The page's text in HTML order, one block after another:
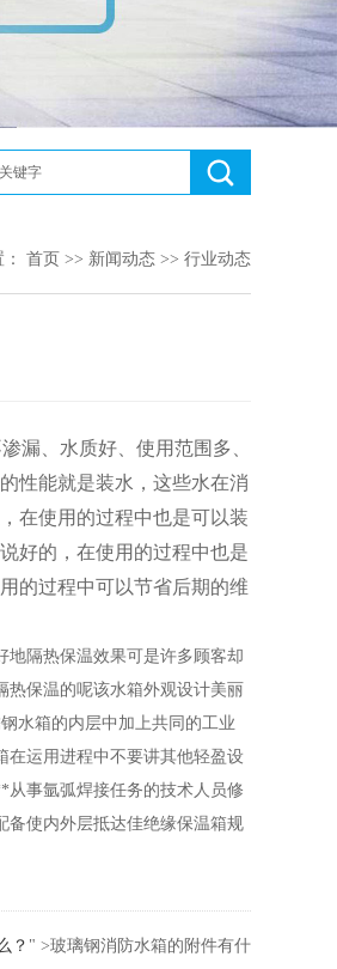
首页 >> 新闻动态 >> 行业动态
漏、水质好、使用范围多、
性能就是装水，这些水在消
在使用的过程中也是可以装
好的，在使用的过程中也是
的过程中可以节省后期的维
地隔热保温效果可是许多顾客却
热保温的呢该水箱外观设计美丽
水箱的内层中加上共同的工业
在运用进程中不要讲其他轻盈设
事氩弧焊接任务的技术人员修
备使内外层抵达佳绝缘保温箱规
？ " >玻璃钢消防水箱的附件有什